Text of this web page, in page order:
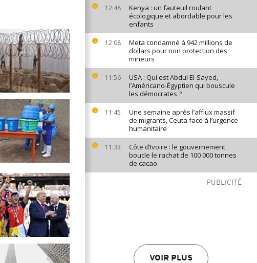
12:48
Kenya : un fauteuil roulant
écologique et abordable pour les
enfants
12:08
Meta condamné à 942 millions de
dollars pour non protection des
mineurs
11:56
USA : Qui est Abdul El-Sayed,
l’Américano-Égyptien qui bouscule
les démocrates ?
11:45
Une semaine après l’afflux massif
de migrants, Ceuta face à l’urgence
humanitaire
11:33
Côte d’Ivoire : le gouvernement
boucle le rachat de 100 000 tonnes
de cacao
PUBLICITÉ
VOIR PLUS